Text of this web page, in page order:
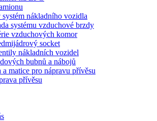
nákladního vozidla
systému vzduchové brzdy
vzduchových komor
socket
nákladních vozidel
bubnů a nábojů
a matice pro nápravu přívěsu
přívěsu